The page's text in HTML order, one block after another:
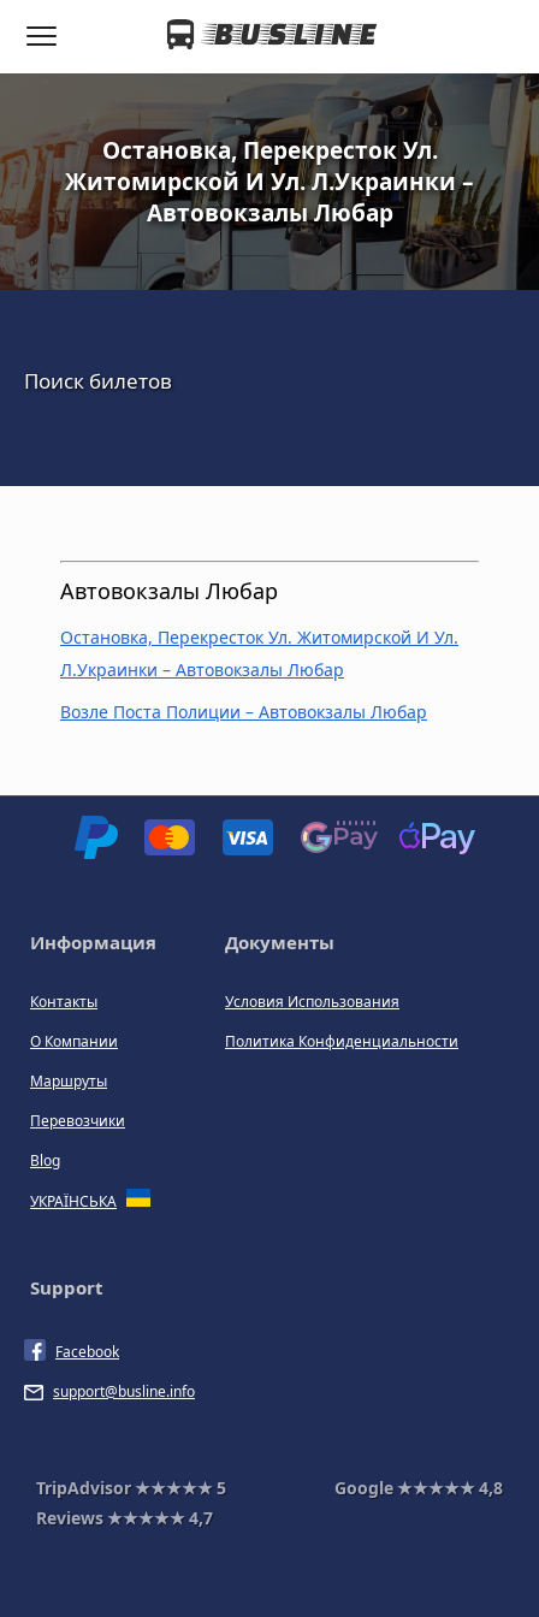
Остановка, Перекресток Ул.
Житомирской И Ул. Л.Украинки –
Автовокзалы Любар
Поиск билетов
Автовокзалы Любар
Остановка, Перекресток Ул. Житомирской И Ул.
Л.Украинки – Автовокзалы Любар
Возле Поста Полиции – Автовокзалы Любар
Информация
Контакты
О Компании
Маршруты
Перевозчики
Blog
УКРАЇНСЬКА
Документы
Условия Использования
Политика Конфиденциальности
Support
Facebook
support@busline.info
TripAdvisor ★★★★★5 Google ★★★★★4,8
Reviews ★★★★★4,7